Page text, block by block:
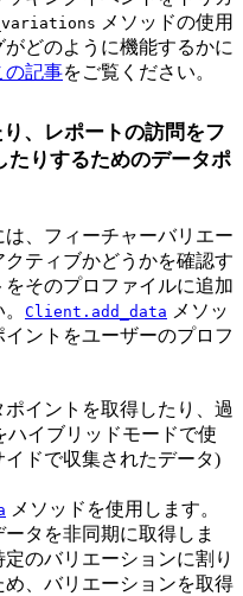
メソッドの使用
どのように機能するかに
の記事をご覧ください。
、レポートの訪問をフ
たりするためのデータポ
、フィーチャーバリエー
ティブかどうかを確認す
そのプロファイルに追加
Client.add_data メソッ
ントをユーザーのプロフ
イントを取得したり、過
ハイブリッドモードで使
ドで収集されたデータ)
メソッドを使用します。
タを非同期に取得しま
のバリエーションに割り
、バリエーションを取得